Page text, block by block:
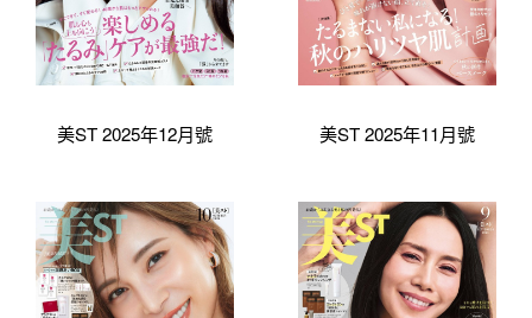
美ST 2025年12月號 美ST 2025年11月號